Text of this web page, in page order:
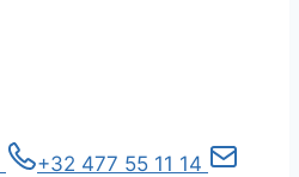
+32 477 55 11 14